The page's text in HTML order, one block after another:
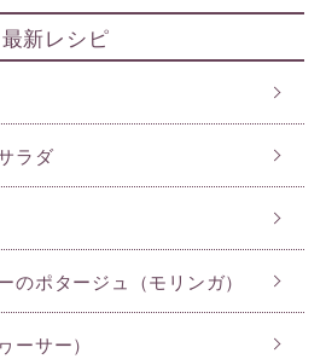
最新レシピ
ラダ
のポタージュ（モリンガ）
ーサー）